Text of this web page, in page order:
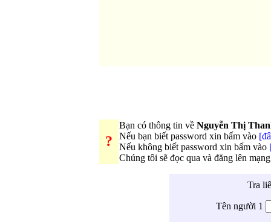
?
Bạn có thông tin về Nguyễn Thị
Nếu bạn biết password xin bấm vào
Nếu không biết password xin bấm vào
Chúng tôi sẽ đọc qua và đăng lên
Tra
Tên người 1